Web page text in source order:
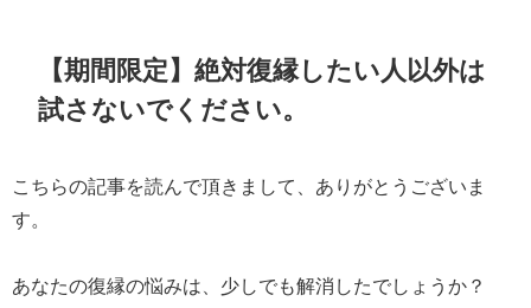
【期間限定】絶対復縁したい人以外は
試さないでください。
こちらの記事を読んで頂きまして、ありがとうございま
す。
あなたの復縁の悩みは、少しでも解消したでしょうか？